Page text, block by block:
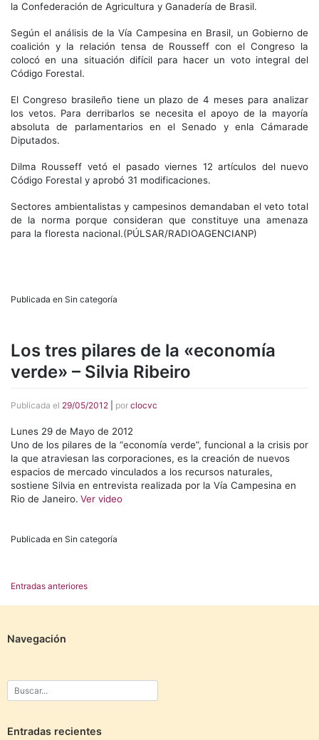
la Confederación de Agricultura y Ganadería de Brasil.
Según el análisis de la Vía Campesina en Brasil, un Gobierno de
coalición y la relación tensa de Rousseff con el Congreso la
colocó en una situación difícil para hacer un voto integral del
Código Forestal.
El Congreso brasileño tiene un plazo de 4 meses para analizar
los vetos. Para derribarlos se necesita el apoyo de la mayoría
absoluta de parlamentarios en el Senado y enla Cámarade
Diputados.
Dilma Rousseff vetó el pasado viernes 12 artículos del nuevo
Código Forestal y aprobó 31 modificaciones.
Sectores ambientalistas y campesinos demandaban el veto total
de la norma porque consideran que constituye una amenaza
para la floresta nacional.(PÚLSAR/RADIOAGENCIANP)
Publicada en Sin categoría
Los tres pilares de la «economía
verde» – Silvia Ribeiro
Publicada el 29/05/2012 por clocvc
Lunes 29 de Mayo de 2012
Uno de los pilares de la “economía verde”, funcional a la crisis por
la que atraviesan las corporaciones, es la creación de nuevos
espacios de mercado vinculados a los recursos naturales,
sostiene Silvia en entrevista realizada por la Vía Campesina en
Rio de Janeiro. Ver video
Publicada en Sin categoría
Navegación
de
entradas
Entradas anteriores
Navegación
Entradas recientes